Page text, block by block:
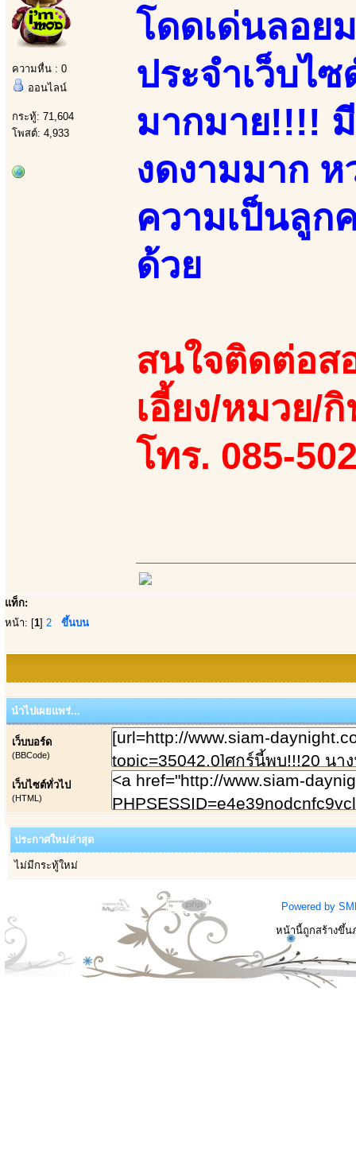
ความหื่น : 0
ออนไลน์
กระทู้: 71,604
โพสต์: 4,933
โดดเด่นลอย
ประจำเว็บไ
มากมาย!!!! มี
งดงามมาก
ความเป็นลูก
ด้วย
สนใจติดต่อส
เอี้ยง/หมวย/
โทร. 085-
แท็ก:
หน้า: [1] 2 ขึ้นบน
นำไปเผยแพร่...
เว็บบอร์ด
(BBCode)
เว็บไซต์ทั่วไป
(HTML)
ประกาศใหม่ล่าสุด
ไม่มีกระทู้ใหม่
Powered by
หน้านี้ถูกสร้างขึ้น